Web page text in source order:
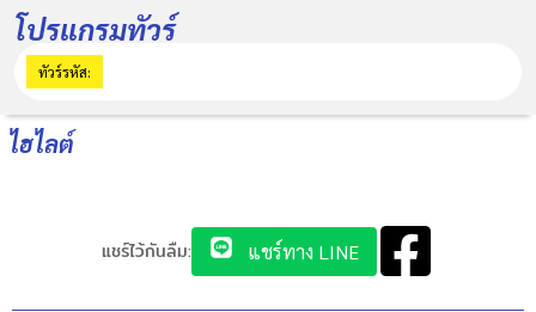
โปรแกรมทัวร์
ทัวร์รหัส:
ไฮไลต์
แชร์ไว้กันลืม: แชร์ทาง LINE